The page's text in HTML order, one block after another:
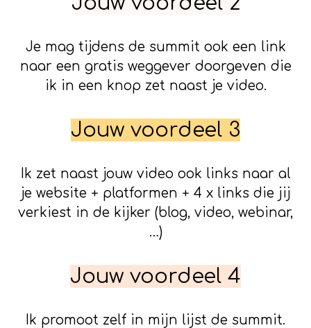
Je mag tijdens de summit ook een link
naar een gratis weggever doorgeven die
ik in een knop zet naast je video.
Jouw voordeel 3
Ik zet naast jouw video ook links naar al
je website + platformen + 4 x links die jij
verkiest in de kijker (blog, video, webinar,
…)
Jouw voordeel 4
Ik promoot zelf in mijn lijst de summit.